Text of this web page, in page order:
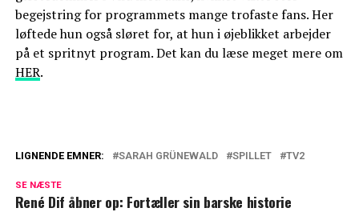
begejstring for programmets mange trofaste fans. Her
løftede hun også sløret for, at hun i øjeblikket arbejder
på et spritnyt program. Det kan du læse meget mere om
HER.
dommerpanelet i 'Spillet'
LIGNENDE EMNER: SARAH GRÜNEWALD SPILLET TV2
SE NÆSTE
René Dif åbner op: Fortæller sin barske historie